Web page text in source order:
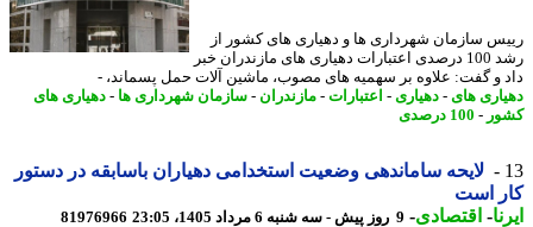
سازمان شهرداری ها و دهیاری های کشور از
رشد 100 درصدی اعتبارات دهیاری های مازندران خبر
و گفت: علاوه بر سهمیه های مصوب، ماشین آلات حمل پسماند، -
های -دهیاری- اعتبارات- مازندران- سازمان شهرداری ها - دهیاری های
-100 درصدی
لایحه ساماندهی وضعیت استخدامی دهیاران باسابقه در دستور
است
-اقتصادی-9 روز پیش - سه شنبه 6 مرداد 1405، 23:05 81976966